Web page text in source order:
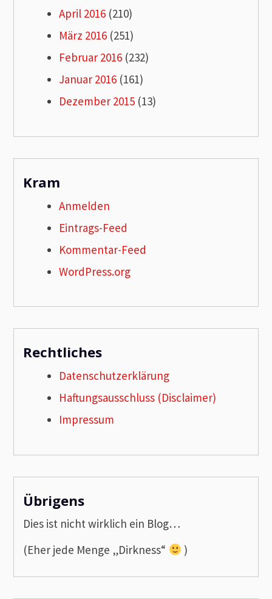
April 2016 (210)
März 2016 (251)
Februar 2016 (232)
Januar 2016 (161)
Dezember 2015 (13)
Kram
Anmelden
Eintrags-Feed
Kommentar-Feed
WordPress.org
Rechtliches
Datenschutzerklärung
Haftungsausschluss (Disclaimer)
Impressum
Übrigens
Dies ist nicht wirklich ein Blog…
(Eher jede Menge „Dirkness“
)